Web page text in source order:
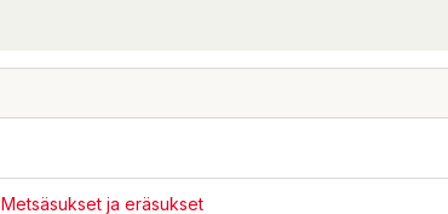
Metsäsukset ja eräsukset